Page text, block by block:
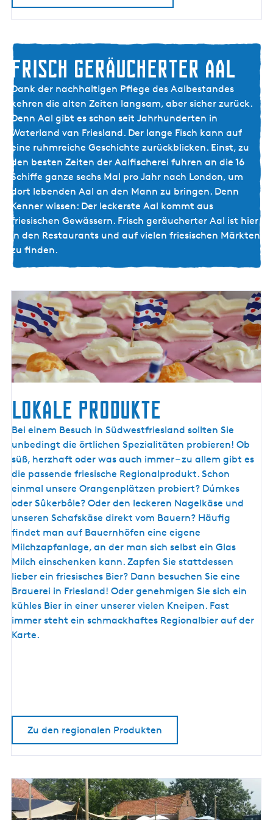
t
e
n
d
D
ö
r
f
e
r
Frisch geräucherter Aal
Dank der nachhaltigen Pflege des Aalbestandes
kehren die alten Zeiten langsam, aber sicher zurück.
Denn Aal gibt es schon seit Jahrhunderten in
Waterland van Friesland. Der lange Fisch kann auf
eine ruhmreiche Geschichte zurückblicken. Einst, zu
den besten Zeiten der Aalfischerei fuhren an die 16
Schiffe ganze sechs Mal pro Jahr nach London, um
dort lebenden Aal an den Mann zu bringen. Denn
Kenner wissen: Der leckerste Aal kommt aus
friesischen Gewässern. Frisch geräucherter Aal ist hier
in den Restaurants und auf vielen friesischen Märkten
zu finden.
Lokale Produkte
L
o
k
a
l
e
P
r
o
d
u
k
t
e
Bei einem Besuch in Südwestfriesland sollten Sie
unbedingt die örtlichen Spezialitäten probieren! Ob
süß, herzhaft oder was auch immer – zu allem gibt es
die passende friesische Regionalprodukt. Schon
einmal unsere Orangenplätzen probiert? Dúmkes
oder Sûkerbôle? Oder den leckeren Nagelkäse und
unseren Schafskäse direkt vom Bauern? Häufig
findet man auf Bauernhöfen eine eigene
Milchzapfanlage, an der man sich selbst ein Glas
Milch einschenken kann. Zapfen Sie stattdessen
lieber ein friesisches Bier? Dann besuchen Sie eine
Brauerei in Friesland! Oder genehmigen Sie sich ein
kühles Bier in einer unserer vielen Kneipen. Fast
immer steht ein schmackhaftes Regionalbier auf der
Karte.
Zu den regionalen Produkten